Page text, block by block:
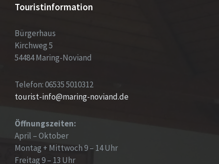
Touristinformation
Bürgerhaus
Kirchweg 5
54484 Maring-Noviand
Telefon: 06535 5010312
tourist-info@maring-noviand.de
Öffnungszeiten:
April – Oktober
Montag + Mittwoch 9 – 14 Uhr
Freitag 9 – 13 Uhr